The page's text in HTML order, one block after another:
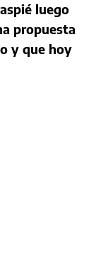
luego
propuesta
y que hoy